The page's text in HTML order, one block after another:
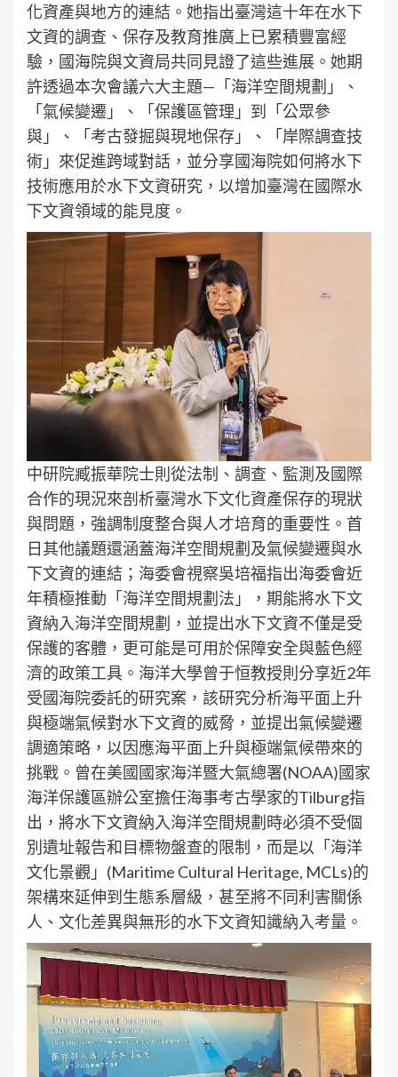
化資產與地方的連結。她指出臺灣這十年在水下
文資的調查、保存及教育推廣上已累積豐富經
驗，國海院與文資局共同見證了這些進展。她期
許透過本次會議六大主題—「海洋空間規劃」、
「氣候變遷」、「保護區管理」到「公眾參
與」、「考古發掘與現地保存」、「岸際調查技
術」來促進跨域對話，並分享國海院如何將水下
技術應用於水下文資研究，以增加臺灣在國際水
下文資領域的能見度。
中研院臧振華院士則從法制、調查、監測及國際
合作的現況來剖析臺灣水下文化資產保存的現狀
與問題，強調制度整合與人才培育的重要性。首
日其他議題還涵蓋海洋空間規劃及氣候變遷與水
下文資的連結；海委會視察吳培福指出海委會近
年積極推動「海洋空間規劃法」，期能將水下文
資納入海洋空間規劃，並提出水下文資不僅是受
保護的客體，更可能是可用於保障安全與藍色經
濟的政策工具。海洋大學曾于恒教授則分享近2年
受國海院委託的研究案，該研究分析海平面上升
與極端氣候對水下文資的威脅，並提出氣候變遷
調適策略，以因應海平面上升與極端氣候帶來的
挑戰。曾在美國國家海洋暨大氣總署(NOAA)國家
海洋保護區辦公室擔任海事考古學家的Tilburg指
出，將水下文資納入海洋空間規劃時必須不受個
別遺址報告和目標物盤查的限制，而是以「海洋
文化景觀」(Maritime Cultural Heritage, MCLs)的
架構來延伸到生態系層級，甚至將不同利害關係
人、文化差異與無形的水下文資知識納入考量。